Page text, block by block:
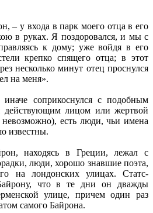
– у входа в парк моего отца в его
в руках. Я поздоровался, и мы с
к дому; уже войдя в его
крепко спящего отца; в этот
несколько минут отец проснулся
на меня».
соприкоснулся с подобным
действующим лицом или жертвой
невозможно), есть люди, чьи имена
известны.
находясь в Греции, лежал с
люди, хорошо знавшие поэта,
на лондонских улицах. Статс-
что в те дни он дважды
улице, причем один раз
самого Байрона.